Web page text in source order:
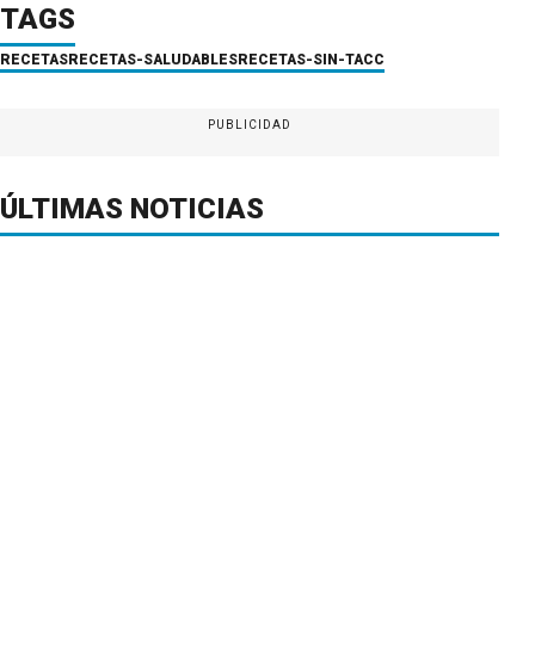
TAGS
RECETASRECETAS-SALUDABLESRECETAS-SIN-TACC
PUBLICIDAD
ÚLTIMAS NOTICIAS